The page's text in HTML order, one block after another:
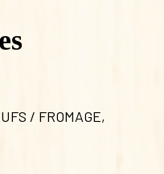
/ FROMAGE,